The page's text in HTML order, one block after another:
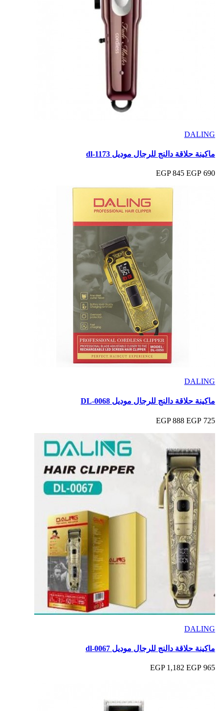
DALING
ماكينة حلاقة دالنج للرجال موديل dl-1173
690 EGP
845 EGP
DALING
ماكينة حلاقة دالنج للرجال موديل DL-0068
725 EGP
888 EGP
DALING
ماكينة حلاقة دالنج للرجال موديل dl-0067
965 EGP
1,182 EGP